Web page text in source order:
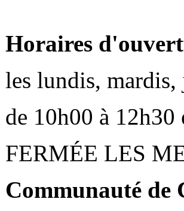
Horaires
les lundis,
de 10h00 à 12h30
FERMÉE LES
Communauté de